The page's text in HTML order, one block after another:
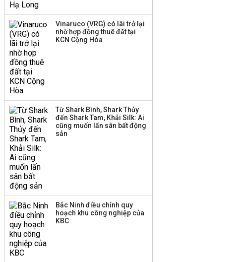
hàng
Dự án Sheraton Phú
Huấn Hoa Hồng bỗng
dưng ‘biến mất’, một
công ty khác đã giải thể
Vinaruco (VRG) có lãi trở lại
nhờ hợp đồng thuê đất tại
KCN Cộng Hòa
Từ Shark Bình, Shark Thủy
đến Shark Tam, Khải Silk: Ai
cũng muốn lấn sân bất động
sản
Bắc Ninh điều chỉnh quy
hoạch khu công nghiệp của
KBC